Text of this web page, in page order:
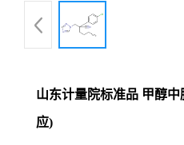
山东计量院标准品 甲醇
应)